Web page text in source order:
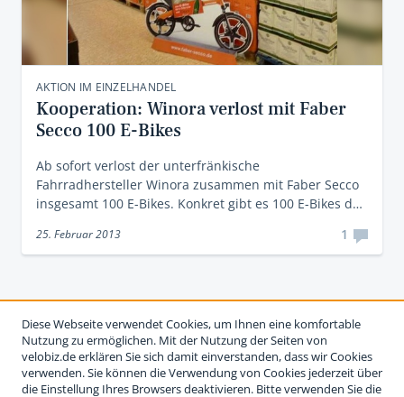
AKTION IM EINZELHANDEL
Kooperation: Winora verlost mit Faber
Secco 100 E-Bikes
Ab sofort verlost der unterfränkische
Fahrradhersteller Winora zusammen mit Faber Secco
insgesamt 100 E-Bikes. Konkret gibt es 100 E-Bikes d…
25. Februar 2013 1
Diese Webseite verwendet Cookies, um Ihnen eine komfortable
Nutzung zu ermöglichen. Mit der Nutzung der Seiten von
velobiz.de erklären Sie sich damit einverstanden, dass wir Cookies
verwenden. Sie können die Verwendung von Cookies jederzeit über
die Einstellung Ihres Browsers deaktivieren. Bitte verwenden Sie die